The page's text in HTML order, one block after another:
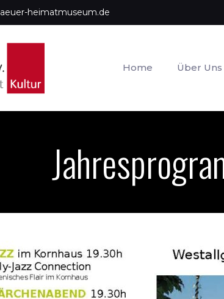
heimatmuseum.de
Home Über Uns